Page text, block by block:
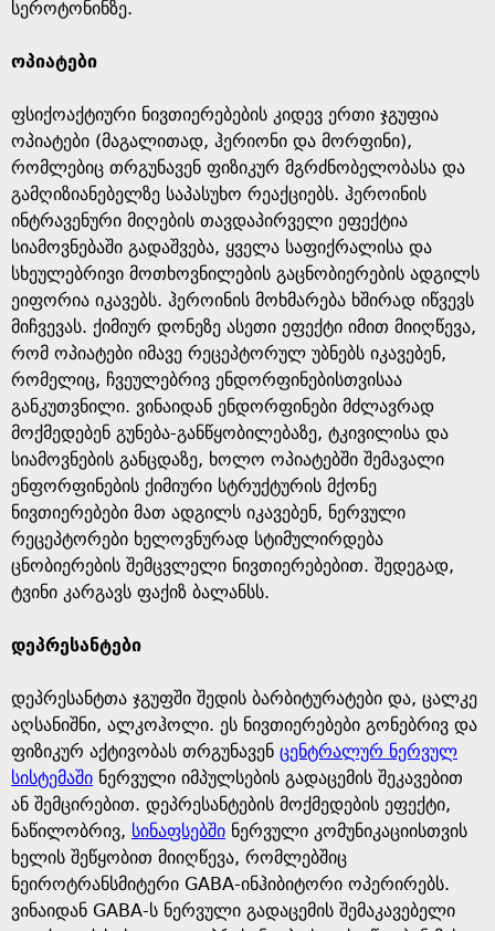
სეროტონინზე.
ოპიატები
ფსიქოაქტიური ნივთიერებების კიდევ ერთი ჯგუფია
ოპიატები (მაგალითად, ჰერიონი და მორფინი),
რომლებიც თრგუნავენ ფიზიკურ მგრძნობელობასა და
გამღიზიანებელზე საპასუხო რეაქციებს. ჰეროინის
ინტრავენური მიღების თავდაპირველი ეფექტია
სიამოვნებაში გადაშვება, ყველა საფიქრალისა და
სხეულებრივი მოთხოვნილების გაცნობიერების ადგილს
ეიფორია იკავებს. ჰეროინის მოხმარება ხშირად იწვევს
მიჩვევას. ქიმიურ დონეზე ასეთი ეფექტი იმით მიიღწევა,
რომ ოპიატები იმავე რეცეპტორულ უბნებს იკავებენ,
რომელიც, ჩვეულებრივ ენდორფინებისთვისაა
განკუთვნილი. ვინაიდან ენდორფინები მძლავრად
მოქმედებენ გუნება-განწყობილებაზე, ტკივილისა და
სიამოვნების განცდაზე, ხოლო ოპიატებში შემავალი
ენფორფინების ქიმიური სტრუქტურის მქონე
ნივთიერებები მათ ადგილს იკავებენ, ნერვული
რეცეპტორები ხელოვნურად სტიმულირდება
ცნობიერების შემცვლელი ნივთიერებებით. შედეგად,
ტვინი კარგავს ფაქიზ ბალანსს.
დეპრესანტები
დეპრესანტთა ჯგუფში შედის ბარბიტურატები და, ცალკე
აღსანიშნი, ალკოჰოლი. ეს ნივთიერებები გონებრივ და
ფიზიკურ აქტივობას თრგუნავენ ცენტრალურ ნერვულ
სისტემაში ნერვული იმპულსების გადაცემის შეკავებით
ან შემცირებით. დეპრესანტების მოქმედების ეფექტი,
ნაწილობრივ, სინაფსებში ნერვული კომუნიკაციისთვის
ხელის შეწყობით მიიღწევა, რომლებშიც
ნეიროტრანსმიტერი GABA-ინჰიბიტორი ოპერირებს.
ვინაიდან GABA-ს ნერვული გადაცემის შემაკავებელი